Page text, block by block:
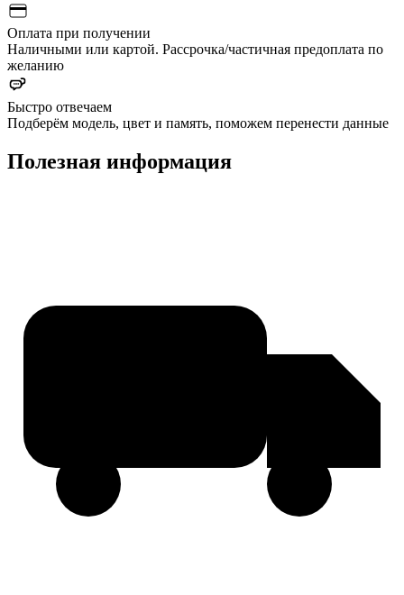
Оплата при получении
Наличными или картой. Рассрочка/частичная предоплата по
желанию
Быстро отвечаем
Подберём модель, цвет и память, поможем перенести данные
Полезная информация